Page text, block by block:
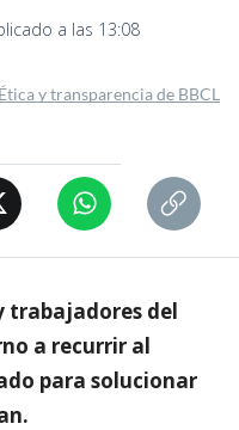
a las 13:08
Ética y transparencia de BBCL
trabajadores del
a recurrir al
para solucionar